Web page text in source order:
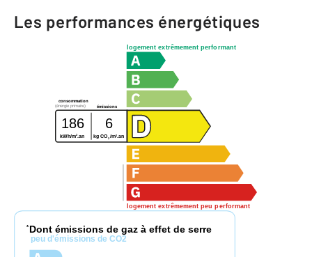
Les performances énergétiques
logement extrêmement performant
logement extrêmement peu performant
consommation
émissions
(énergie primaire)
186 6
kWh/m2.an kg CO2 /m2 .an
* Dont émissions de gaz à effet de serre
peu d'émissions de CO2